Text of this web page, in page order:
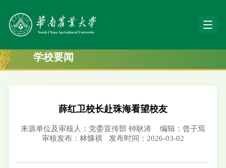
学校要闻
薛红卫校长赴珠海看望校友
来源单位及审核人：党委宣传部 钟耿涛
编辑：曾子焉
审核发布：林慷祺
发布时间：2026-03-02